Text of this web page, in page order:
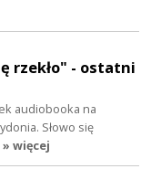
rzekło" - ostatni
audiobooka na
Słowo się
» więcej